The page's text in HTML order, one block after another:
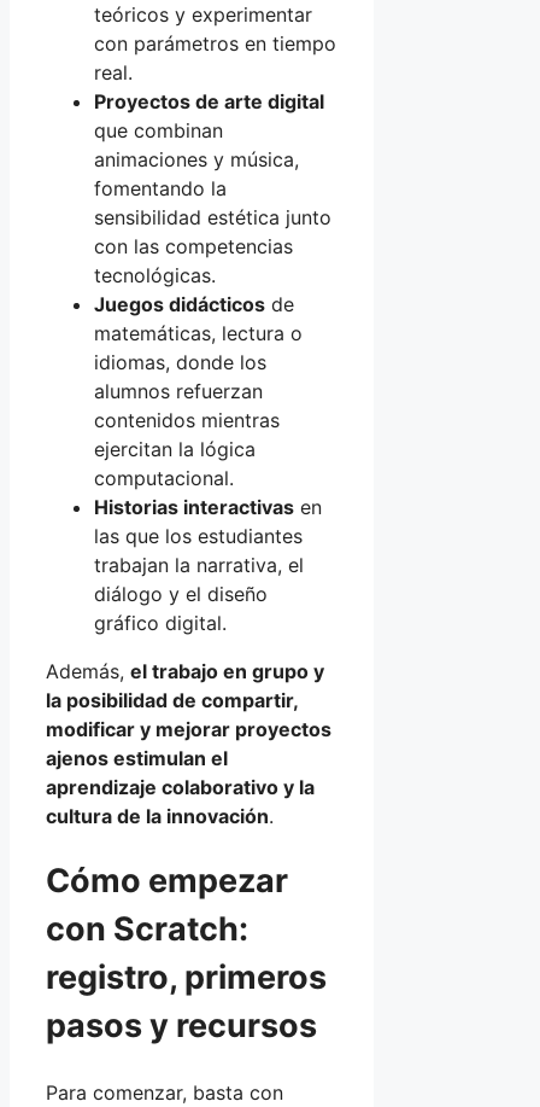
teóricos y experimentar
con parámetros en tiempo
real.
Proyectos de arte digital
que combinan
animaciones y música,
fomentando la
sensibilidad estética junto
con las competencias
tecnológicas.
Juegos didácticos de
matemáticas, lectura o
idiomas, donde los
alumnos refuerzan
contenidos mientras
ejercitan la lógica
computacional.
Historias interactivas en
las que los estudiantes
trabajan la narrativa, el
diálogo y el diseño
gráfico digital.
Además, el trabajo en grupo y
la posibilidad de compartir,
modificar y mejorar proyectos
ajenos estimulan el
aprendizaje colaborativo y la
cultura de la innovación.
Cómo empezar
con Scratch:
registro, primeros
pasos y recursos
Para comenzar, basta con